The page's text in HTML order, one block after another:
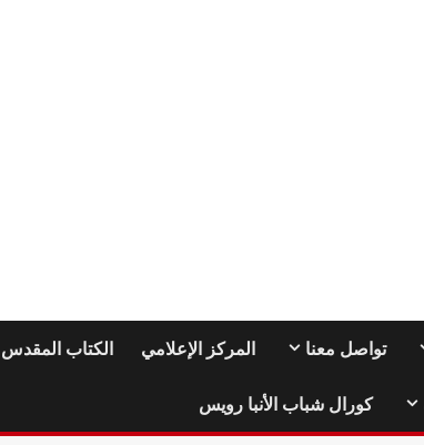
تواصل معنا المركز الإعلامي الكتاب المقدس
كورال شباب الأنبا رويس